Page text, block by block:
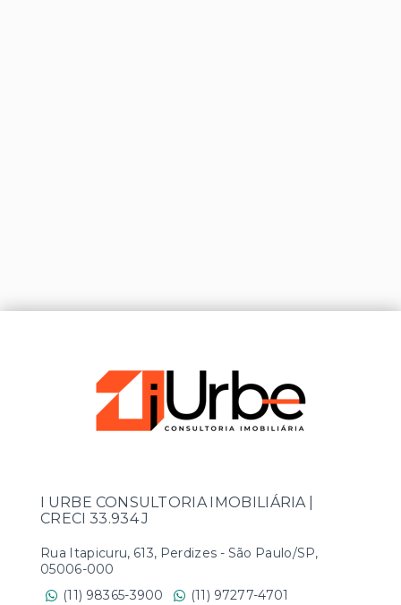
I URBE CONSULTORIA IMOBILIÁRIA |
CRECI 33.934 J
Rua Itapicuru, 613, Perdizes - São Paulo/SP,
05006-000
(11) 98365-3900
(11) 97277-4701